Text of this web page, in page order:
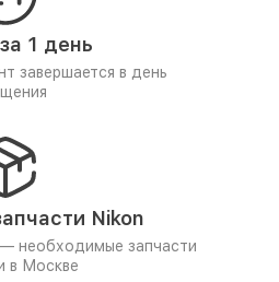
1 день
завершается в день
Nikon
необходимые запчасти
в Москве